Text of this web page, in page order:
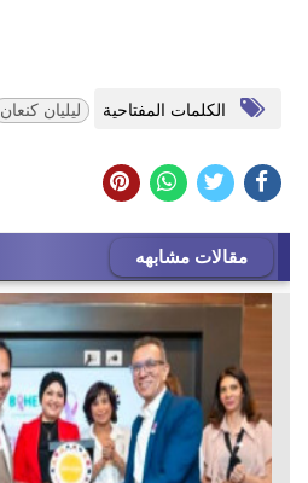
الكلمات المفتاحية ليليان كنعان
مقالات مشابهه